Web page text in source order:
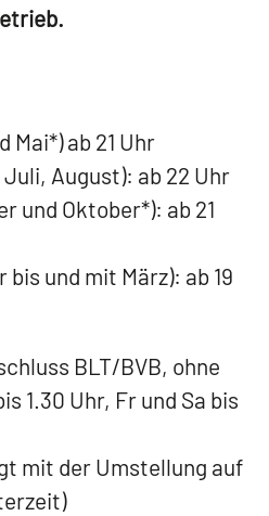
Mai*) ab 21 Uhr
August): ab 22 Uhr
und Oktober*): ab 21
und mit März): ab 19
BLT/BVB, ohne
1.30 Uhr, Fr und Sa bis
mit der Umstellung auf